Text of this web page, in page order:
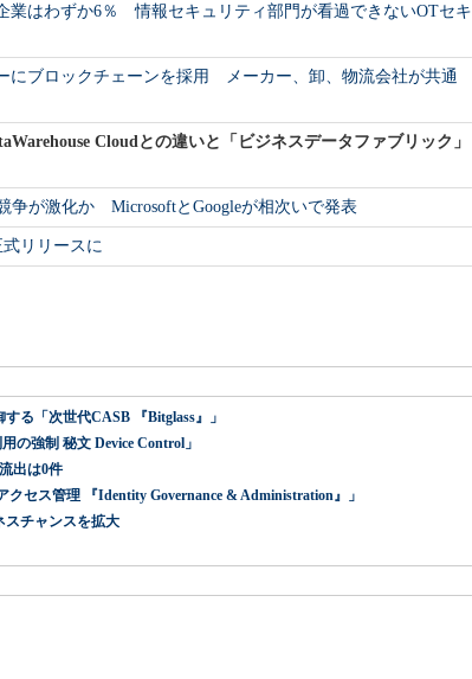
業はわずか6％ 情報セキュリティ部門が看過できないOTセキ
にブロックチェーンを採用 メーカー、卸、物流会社が共通
Cloudとの違いと「ビジネスデータファブリック」
争が激化か MicrosoftとGoogleが相次いで発表
式リリースに
る「次世代CASB 『Bitglass』」
の強制 秘文 Device Control」
出は0件
セス管理 『Identity Governance & Administration』」
スチャンスを拡大